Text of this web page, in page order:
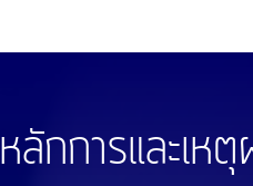
หลักการและเห